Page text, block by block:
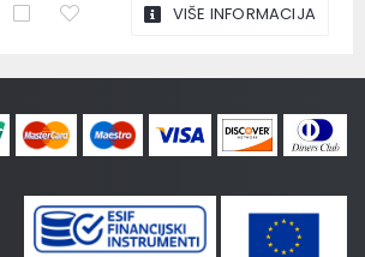
VIŠE INFORMACIJA